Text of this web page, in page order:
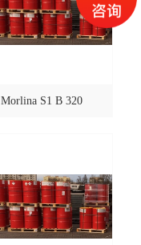
Morlina S1 B 320